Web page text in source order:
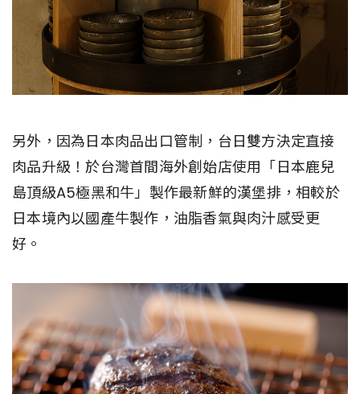
另外，因為日本肉品出口管制，台日雙方決定直接
肉品升級！於台灣首間海外創始店使用「日本鹿兒
島頂級A5極黑和牛」製作最新鮮的漢堡排，相較於
日本境內以國產牛製作，油脂香氣與肉汁感受更
好。